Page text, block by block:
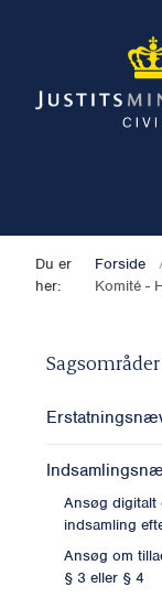
Du er
her:
Forside
Komité -
Sagsområder
Ansøg digitalt
indsamling
Ansøg om
§ 3 eller § 4